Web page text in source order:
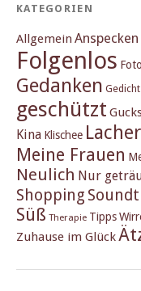
KATEGORIEN
Allgemein Anspecken
Folgenlos
Gedanken Gedicht
geschützt
Kina Klischee Lacher
Meine Frauen
Neulich Nur
Shopping
Süß Therapie Tipps
Zuhause im Glück